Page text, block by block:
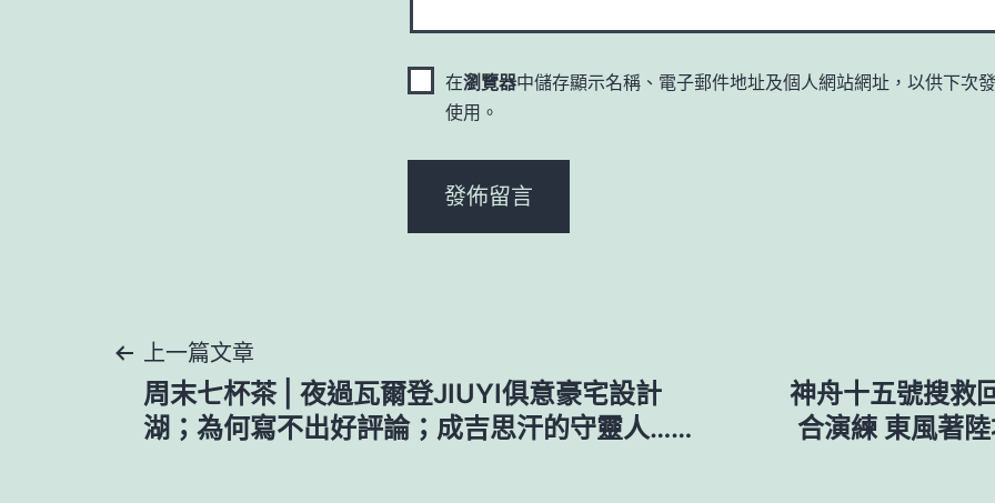
在瀏覽器中儲存顯示名稱、電子郵件地址及個人網站網址，以供下次
使用。
文
章
上一篇文章
周末七杯茶 | 夜過瓦爾登JIUYI俱意豪宅設計
湖；為何寫不出好評論；成吉思汗的守靈人……
神舟十五號搜救
合演練 東風著